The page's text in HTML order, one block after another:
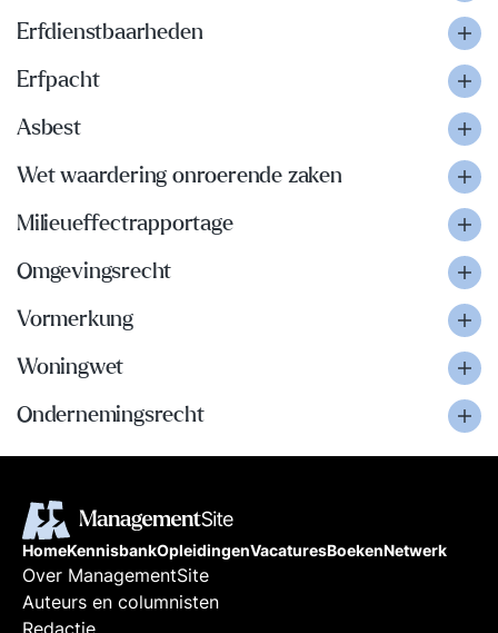
Erfdienstbaarheden
Erfpacht
Asbest
Wet waardering onroerende zaken
Milieueffectrapportage
Omgevingsrecht
Vormerkung
Woningwet
Ondernemingsrecht
HomeKennisbankOpleidingenVacaturesBoekenNetwerk
Over ManagementSite
Auteurs en columnisten
Redactie